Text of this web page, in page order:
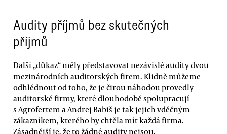
Audity příjmů bez skutečných
příjmů
Další „důkaz“ měly představovat nezávislé audity dvou
mezinárodních auditorských firem. Klidně můžeme
odhlédnout od toho, že je čirou náhodou provedly
auditorské firmy, které dlouhodobě spolupracují
s Agrofertem a Andrej Babiš je tak jejich vděčným
zákazníkem, kterého by chtěla mít každá firma.
Zásadnější je, že to žádné audity nejsou.